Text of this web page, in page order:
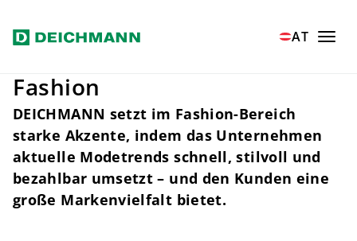
Zum Hauptinhalt springen AT
Home Fashion
Fashion
DEICHMANN setzt im Fashion-Bereich
starke Akzente, indem das Unternehmen
aktuelle Modetrends schnell, stilvoll und
bezahlbar umsetzt – und den Kunden eine
große Markenvielfalt bietet.